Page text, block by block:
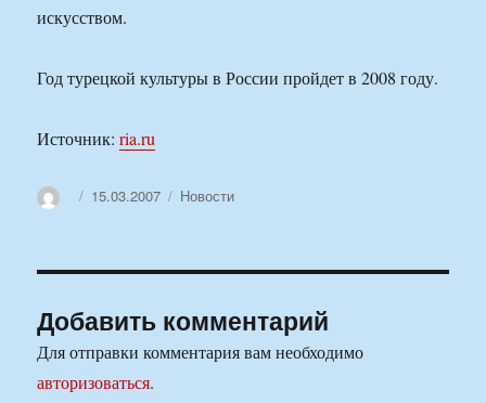
искусством.
Год турецкой культуры в России пройдет в 2008 году.
Источник:ria.ru
АвторОпубликовано
15.03.2007 Рубрики
Новости
Добавить комментарий
Для отправки комментария вам необходимо
авторизоваться.